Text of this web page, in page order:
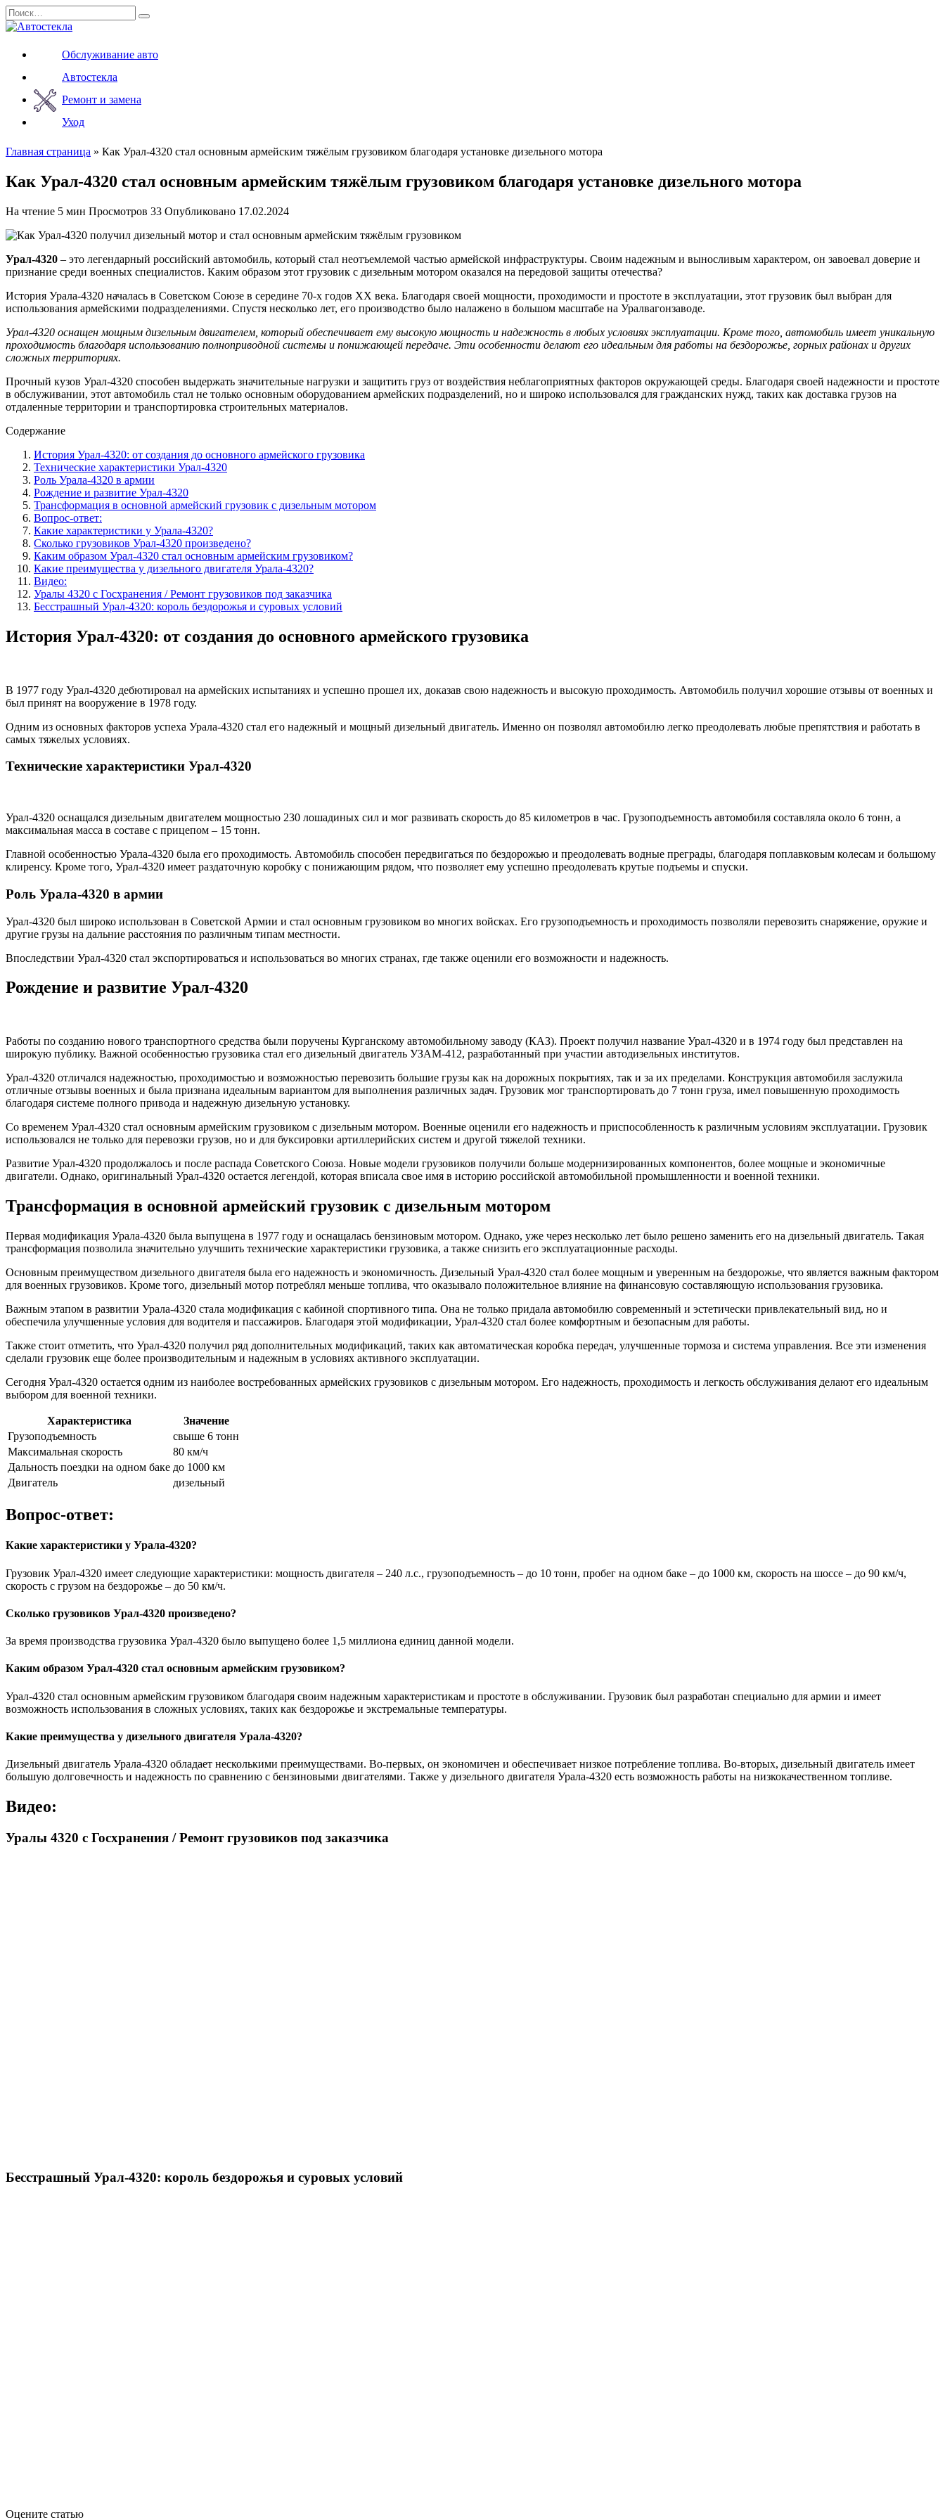
Перейти
к
Search
for:
Обслуживание авто
Автостекла
Ремонт и замена
Уход
Главная страница » Как Урал-4320 стал основным армейским тяжёлым грузовиком благодаря установке дизельного мотора
Как Урал-4320 стал основным армейским тяжёлым грузовиком благодаря установке дизельного мотора
На чтение 5 мин Просмотров 33 Опубликовано 17.02.2024
Урал-4320 – это легендарный российский автомобиль, который стал неотъемлемой частью армейской инфраструктуры. Своим надежным и выносливым характером, он завоевал доверие и
признание среди военных специалистов. Каким образом этот грузовик с дизельным мотором оказался на передовой защиты отечества?
История Урала-4320 началась в Советском Союзе в середине 70-х годов ХХ века. Благодаря своей мощности, проходимости и простоте в эксплуатации, этот грузовик был выбран для
использования армейскими подразделениями. Спустя несколько лет, его производство было налажено в большом масштабе на Уралвагонзаводе.
Урал-4320 оснащен мощным дизельным двигателем, который обеспечивает ему высокую мощность и надежность в любых условиях эксплуатации. Кроме того, автомобиль имеет уникальную
проходимость благодаря использованию полноприводной системы и понижающей передаче. Эти особенности делают его идеальным для работы на бездорожье, горных районах и других
сложных территориях.
Прочный кузов Урал-4320 способен выдержать значительные нагрузки и защитить груз от воздействия неблагоприятных факторов окружающей среды. Благодаря своей надежности и простоте
в обслуживании, этот автомобиль стал не только основным оборудованием армейских подразделений, но и широко использовался для гражданских нужд, таких как доставка грузов на
отдаленные территории и транспортировка строительных материалов.
Содержание
История Урал-4320: от создания до основного армейского грузовика
Технические характеристики Урал-4320
Роль Урала-4320 в армии
Рождение и развитие Урал-4320
Трансформация в основной армейский грузовик с дизельным мотором
Вопрос-ответ:
Какие характеристики у Урала-4320?
Сколько грузовиков Урал-4320 произведено?
Каким образом Урал-4320 стал основным армейским грузовиком?
Какие преимущества у дизельного двигателя Урала-4320?
Видео:
Уралы 4320 с Госхранения / Ремонт грузовиков под заказчика
Бесстрашный Урал-4320: король бездорожья и суровых условий
История Урал-4320: от создания до основного армейского грузовика
В 1977 году Урал-4320 дебютировал на армейских испытаниях и успешно прошел их, доказав свою надежность и высокую проходимость. Автомобиль получил хорошие отзывы от военных и
был принят на вооружение в 1978 году.
Одним из основных факторов успеха Урала-4320 стал его надежный и мощный дизельный двигатель. Именно он позволял автомобилю легко преодолевать любые препятствия и работать в
самых тяжелых условиях.
Технические характеристики Урал-4320
Урал-4320 оснащался дизельным двигателем мощностью 230 лошадиных сил и мог развивать скорость до 85 километров в час. Грузоподъемность автомобиля составляла около 6 тонн, а
максимальная масса в составе с прицепом – 15 тонн.
Главной особенностью Урала-4320 была его проходимость. Автомобиль способен передвигаться по бездорожью и преодолевать водные преграды, благодаря поплавковым колесам и большому
клиренсу. Кроме того, Урал-4320 имеет раздаточную коробку с понижающим рядом, что позволяет ему успешно преодолевать крутые подъемы и спуски.
Роль Урала-4320 в армии
Урал-4320 был широко использован в Советской Армии и стал основным грузовиком во многих войсках. Его грузоподъемность и проходимость позволяли перевозить снаряжение, оружие и
другие грузы на дальние расстояния по различным типам местности.
Впоследствии Урал-4320 стал экспортироваться и использоваться во многих странах, где также оценили его возможности и надежность.
Рождение и развитие Урал-4320
Работы по созданию нового транспортного средства были поручены Курганскому автомобильному заводу (КАЗ). Проект получил название Урал-4320 и в 1974 году был представлен на
широкую публику. Важной особенностью грузовика стал его дизельный двигатель УЗАМ-412, разработанный при участии автодизельных институтов.
Урал-4320 отличался надежностью, проходимостью и возможностью перевозить большие грузы как на дорожных покрытиях, так и за их пределами. Конструкция автомобиля заслужила
отличные отзывы военных и была признана идеальным вариантом для выполнения различных задач. Грузовик мог транспортировать до 7 тонн груза, имел повышенную проходимость
благодаря системе полного привода и надежную дизельную установку.
Со временем Урал-4320 стал основным армейским грузовиком с дизельным мотором. Военные оценили его надежность и приспособленность к различным условиям эксплуатации. Грузовик
использовался не только для перевозки грузов, но и для буксировки артиллерийских систем и другой тяжелой техники.
Развитие Урал-4320 продолжалось и после распада Советского Союза. Новые модели грузовиков получили больше модернизированных компонентов, более мощные и экономичные
двигатели. Однако, оригинальный Урал-4320 остается легендой, которая вписала свое имя в историю российской автомобильной промышленности и военной техники.
Трансформация в основной армейский грузовик с дизельным мотором
Первая модификация Урала-4320 была выпущена в 1977 году и оснащалась бензиновым мотором. Однако, уже через несколько лет было решено заменить его на дизельный двигатель. Такая
трансформация позволила значительно улучшить технические характеристики грузовика, а также снизить его эксплуатационные расходы.
Основным преимуществом дизельного двигателя была его надежность и экономичность. Дизельный Урал-4320 стал более мощным и уверенным на бездорожье, что является важным фактором
для военных грузовиков. Кроме того, дизельный мотор потреблял меньше топлива, что оказывало положительное влияние на финансовую составляющую использования грузовика.
Важным этапом в развитии Урала-4320 стала модификация с кабиной спортивного типа. Она не только придала автомобилю современный и эстетически привлекательный вид, но и
обеспечила улучшенные условия для водителя и пассажиров. Благодаря этой модификации, Урал-4320 стал более комфортным и безопасным для работы.
Также стоит отметить, что Урал-4320 получил ряд дополнительных модификаций, таких как автоматическая коробка передач, улучшенные тормоза и система управления. Все эти изменения
сделали грузовик еще более производительным и надежным в условиях активного эксплуатации.
Сегодня Урал-4320 остается одним из наиболее востребованных армейских грузовиков с дизельным мотором. Его надежность, проходимость и легкость обслуживания делают его идеальным
выбором для военной техники.
Характеристика
Значение
Грузоподъемность
свыше 6 тонн
Максимальная скорость
80 км/ч
Дальность поездки на одном баке до 1000 км
Двигатель
дизельный
Вопрос-ответ:
Какие характеристики у Урала-4320?
Грузовик Урал-4320 имеет следующие характеристики: мощность двигателя – 240 л.с., грузоподъемность – до 10 тонн, пробег на одном баке – до 1000 км, скорость на шоссе – до 90 км/ч,
скорость с грузом на бездорожье – до 50 км/ч.
Сколько грузовиков Урал-4320 произведено?
За время производства грузовика Урал-4320 было выпущено более 1,5 миллиона единиц данной модели.
Каким образом Урал-4320 стал основным армейским грузовиком?
Урал-4320 стал основным армейским грузовиком благодаря своим надежным характеристикам и простоте в обслуживании. Грузовик был разработан специально для армии и имеет
возможность использования в сложных условиях, таких как бездорожье и экстремальные температуры.
Какие преимущества у дизельного двигателя Урала-4320?
Дизельный двигатель Урала-4320 обладает несколькими преимуществами. Во-первых, он экономичен и обеспечивает низкое потребление топлива. Во-вторых, дизельный двигатель имеет
большую долговечность и надежность по сравнению с бензиновыми двигателями. Также у дизельного двигателя Урала-4320 есть возможность работы на низкокачественном топливе.
Видео:
Уралы 4320 с Госхранения / Ремонт грузовиков под заказчика
Бесстрашный Урал-4320: король бездорожья и суровых условий
Оцените статью